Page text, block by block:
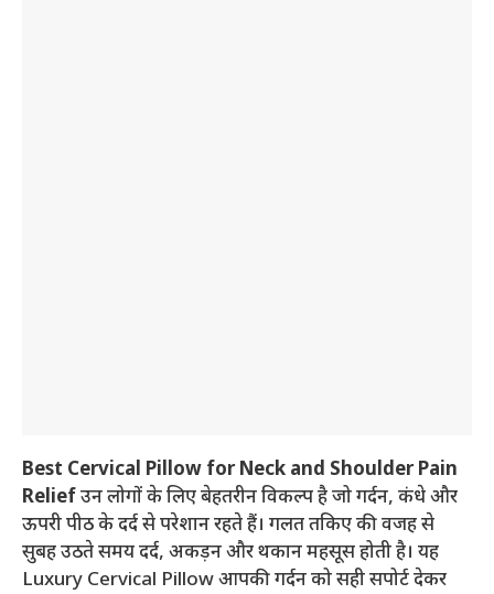
Best Cervical Pillow for Neck and Shoulder Pain
Relief उन लोगों के लिए बेहतरीन विकल्प है जो गर्दन, कंधे और
ऊपरी पीठ के दर्द से परेशान रहते हैं। गलत तकिए की वजह से
सुबह उठते समय दर्द, अकड़न और थकान महसूस होती है। यह
Luxury Cervical Pillow आपकी गर्दन को सही सपोर्ट देकर